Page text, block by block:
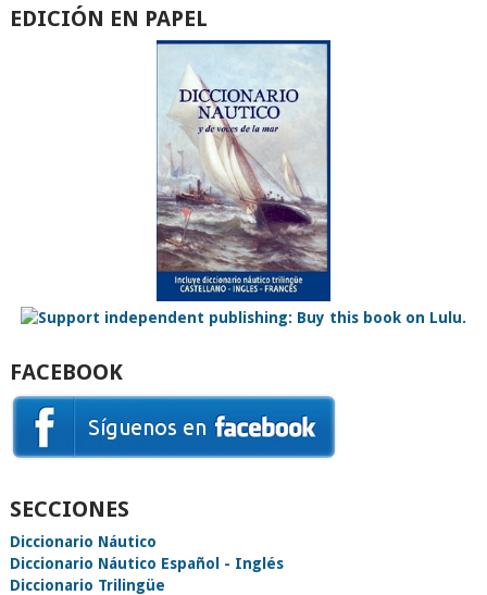
EDICIÓN EN PAPEL
FACEBOOK
SECCIONES
Diccionario Náutico
Diccionario Náutico Español - Inglés
Diccionario Trilingüe